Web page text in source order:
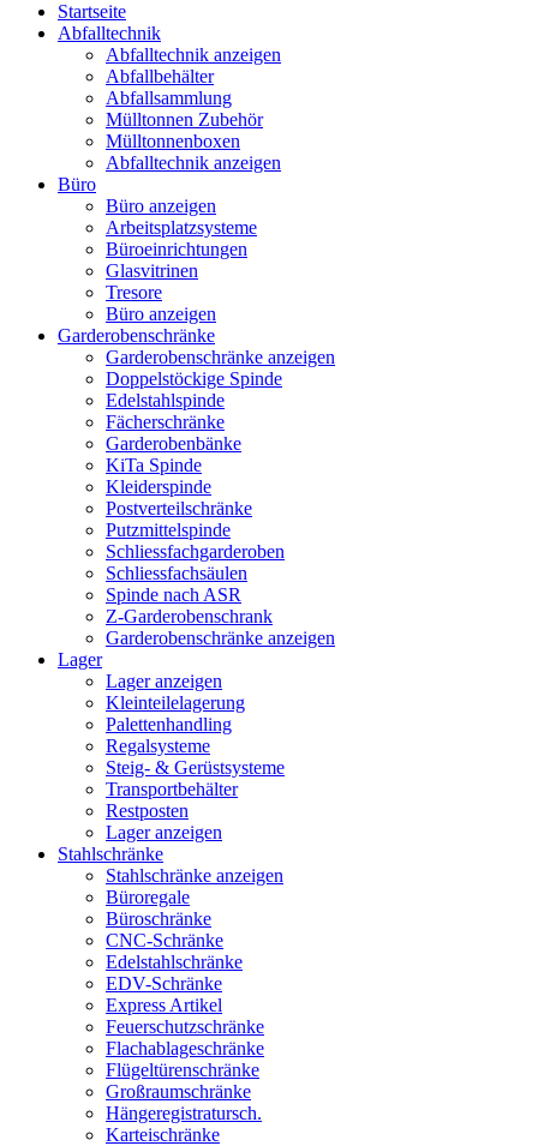
Startseite
Abfalltechnik
Abfalltechnik anzeigen
Abfallbehälter
Abfallsammlung
Mülltonnen Zubehör
Mülltonnenboxen
Abfalltechnik anzeigen
Büro
Büro anzeigen
Arbeitsplatzsysteme
Büroeinrichtungen
Glasvitrinen
Tresore
Büro anzeigen
Garderobenschränke
Garderobenschränke anzeigen
Doppelstöckige Spinde
Edelstahlspinde
Fächerschränke
Garderobenbänke
KiTa Spinde
Kleiderspinde
Postverteilschränke
Putzmittelspinde
Schliessfachgarderoben
Schliessfachsäulen
Spinde nach ASR
Z-Garderobenschrank
Garderobenschränke anzeigen
Lager
Lager anzeigen
Kleinteilelagerung
Palettenhandling
Regalsysteme
Steig- & Gerüstsysteme
Transportbehälter
Restposten
Lager anzeigen
Stahlschränke
Stahlschränke anzeigen
Büroregale
Büroschränke
CNC-Schränke
Edelstahlschränke
EDV-Schränke
Express Artikel
Feuerschutzschränke
Flachablageschränke
Flügeltürenschränke
Großraumschränke
Hängeregistratursch.
Karteischränke